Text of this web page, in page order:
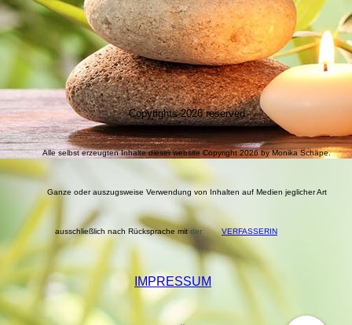
Copyrights 2026 reserved
Alle selbst erzeugten Inhalte dieser website Copyright 2026 by Monika Schäpe.
Ganze oder auszugsweise Verwendung von Inhalten auf Medien jeglicher Art
ausschließlich nach Rücksprache mit der VERFASSERIN
IMPRESSUM